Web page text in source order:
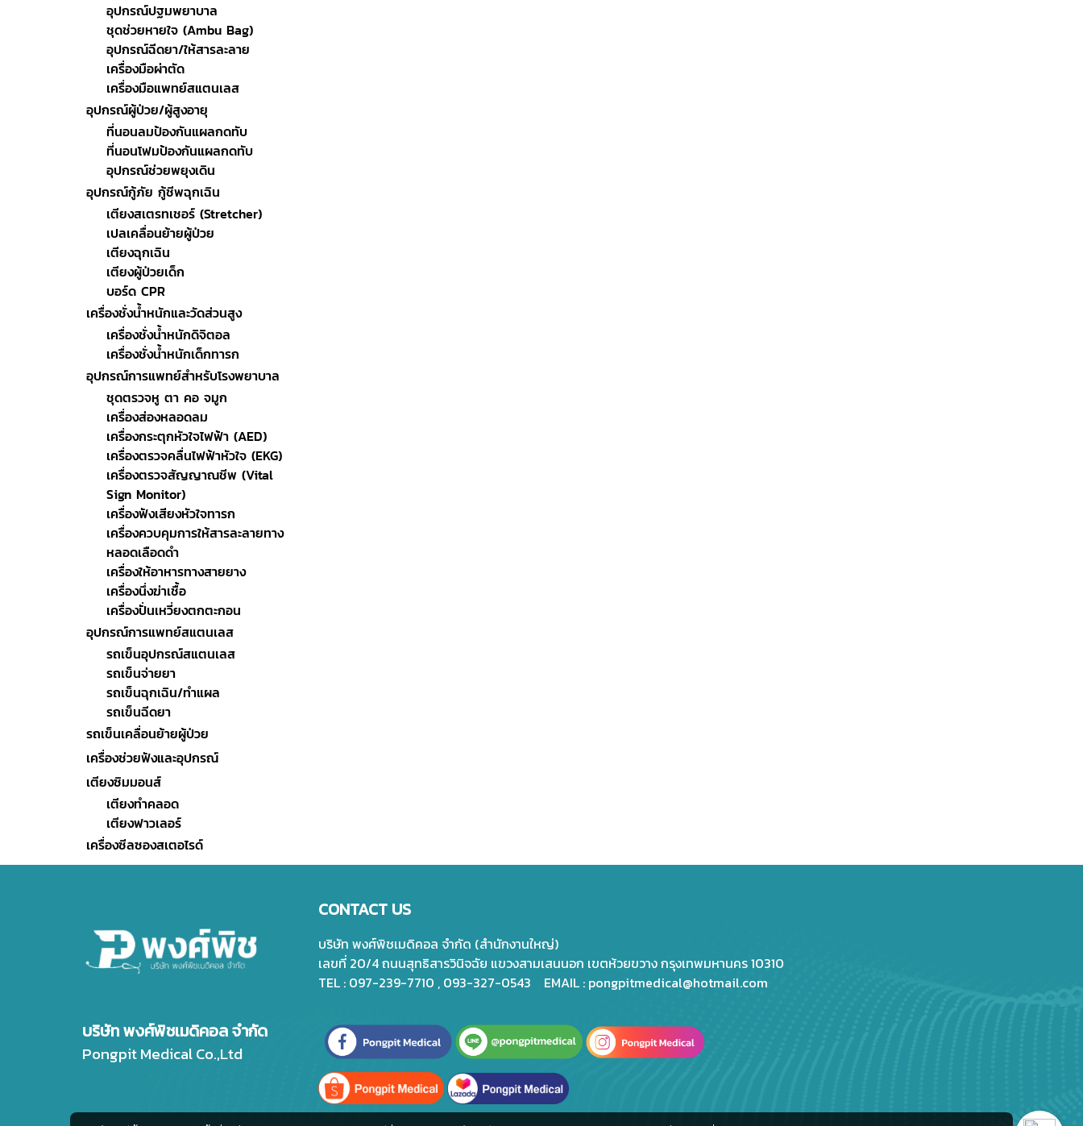
อุปกรณ์ปฐมพยาบาล
ชุดช่วยหายใจ (Ambu Bag)
อุปกรณ์ฉีดยา/ให้สารละลาย
เครื่องมือผ่าตัด
เครื่องมือแพทย์สแตนเลส
อุปกรณ์ผู้ป่วย/ผู้สูงอายุ
ที่นอนลมป้องกันแผลกดทับ
ที่นอนโฟมป้องกันแผลกดทับ
อุปกรณ์ช่วยพยุงเดิน
อุปกรณ์กู้ภัย กู้ชีพฉุกเฉิน
เตียงสเตรทเชอร์ (Stretcher)
เปลเคลื่อนย้ายผู้ป่วย
เตียงฉุกเฉิน
เตียงผู้ป่วยเด็ก
บอร์ด CPR
เครื่องชั่งน้ำหนักและวัดส่วนสูง
เครื่องชั่งน้ำหนักดิจิตอล
เครื่องชั่งน้ำหนักเด็กทารก
อุปกรณ์การแพทย์สำหรับโรงพยาบาล
ชุดตรวจหู ตา คอ จมูก
เครื่องส่องหลอดลม
เครื่องกระตุกหัวใจไฟฟ้า (AED)
เครื่องตรวจคลื่นไฟฟ้าหัวใจ (EKG)
เครื่องตรวจสัญญาณชีพ (Vital
Sign Monitor)
เครื่องฟังเสียงหัวใจทารก
เครื่องควบคุมการให้สารละลายทาง
หลอดเลือดดำ
เครื่องให้อาหารทางสายยาง
เครื่องนึ่งฆ่าเชื้อ
เครื่องปั่นเหวี่ยงตกตะกอน
อุปกรณ์การแพทย์สแตนเลส
รถเข็นอุปกรณ์สแตนเลส
รถเข็นจ่ายยา
รถเข็นฉุกเฉิน/ทำแผล
รถเข็นฉีดยา
รถเข็นเคลื่อนย้ายผู้ป่วย
เครื่องช่วยฟังและอุปกรณ์
เตียงซิมมอนส์
เตียงทำคลอด
เตียงฟาวเลอร์
เครื่องซีลซองสเตอไรด์
บริษัท พงศ์พิชเมดิคอล จำกัด
Pongpit Medical Co.,Ltd
CONTACT US
บริษัท พงศ์พิชเมดิคอล จำกัด (สำนักงานใหญ่)
เลขที่ 20/4 ถนนสุทธิสารวินิจฉัย แขวงสามเสนนอก เขตห้วยขวาง กรุงเทพมหานคร 10310
TEL : 097-239-7710 , 093-327-0543 EMAIL : pongpitmedical@hotmail.com